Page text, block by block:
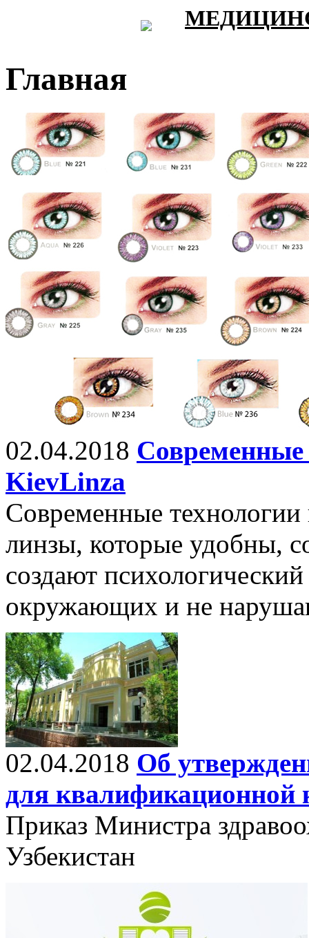
Главная
02.04.2018
KievLinza
Современные
линзы, которые удобны,
создают
окружающих и не
02.04.2018 Об
для квалификационной
Приказ Министра
Узбекистан